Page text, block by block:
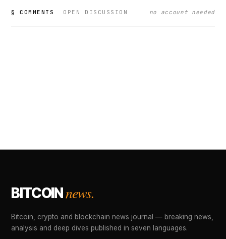
§ COMMENTS OPEN DISCUSSION no account needed
BITCOINnews.
Bitcoin, crypto and blockchain news journal — breaking news,
analysis and deep dives published in seven languages.